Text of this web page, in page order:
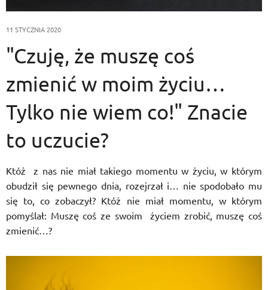
11 STYCZNIA 2020
"Czuję, że muszę coś
zmienić w moim życiu…
Tylko nie wiem co!" Znacie
to uczucie?
Któż z nas nie miał takiego momentu w życiu, w którym
obudził się pewnego dnia, rozejrzał i… nie spodobało mu
się to, co zobaczył? Któż nie miał momentu, w którym
pomyślał: Muszę coś ze swoim życiem zrobić, muszę coś
zmienić…?